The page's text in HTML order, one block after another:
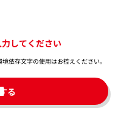
してください
依存文字の使用はお控えください。​
る